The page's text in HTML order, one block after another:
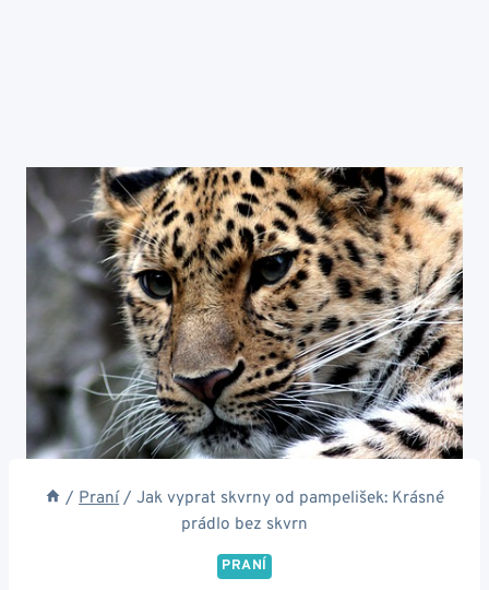
/ Praní / Jak vyprat skvrny od pampelišek: Krásné
prádlo bez skvrn
PRANÍ